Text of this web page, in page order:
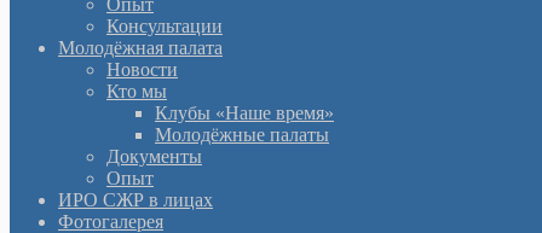
Опыт
Консультации
Молодёжная палата
Новости
Кто мы
Клубы «Наше время»
Молодёжные палаты
Документы
Опыт
ИРО СЖР в лицах
Фотогалерея